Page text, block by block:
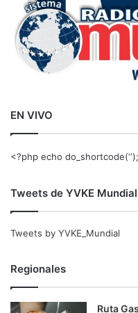
EN VIVO
<?php echo
Tweets de YVKE Mundial
Tweets by YVKE_Mundial
Regionales
Ruta